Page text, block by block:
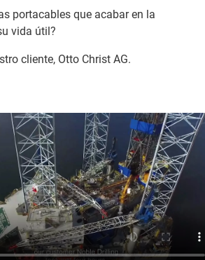
portacables que acabar en la
vida útil?
cliente, Otto Christ AG.